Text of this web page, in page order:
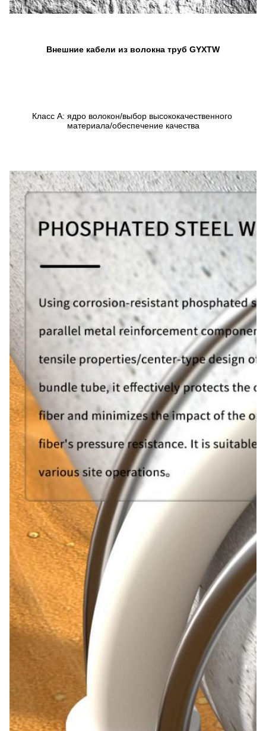
Внешние кабели из волокна труб GYXTW
Класс А: ядро волокон/выбор высококачественного
материала/обеспечение качества